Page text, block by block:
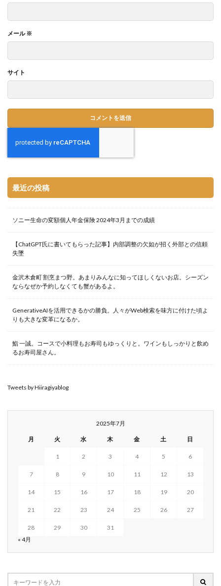
メール※
サイト
最近の投稿
ソニー生命の変額個人年金保険 2024年3月までの成績
【ChatGPT氏に書いてもらった記事】内部調整の欠如が招く外部との信頼
失墜
金沢木倉町 割烹まつ野。あまりみんなに知ってほしくないお店。シーズン
ならなぜか予約しなくても蟹があるよ。
GenerativeAIを活用できるかの勝負。人々がWeb検索を味方に付けた頃よ
りも大きな変革になるか。
鮨 一誠。コースで小料理もお寿司もゆっくりと。ワインもしっかりと飲め
るお寿司屋さん。
Tweets by Hiiragiyablog
2025年7月
月 火 水 木 金 土 日
1 2 3 4 5 6
7 8 9 10 11 12 13
14 15 16 17 18 19 20
21 22 23 24 25 26 27
28 29 30
31
« 4月